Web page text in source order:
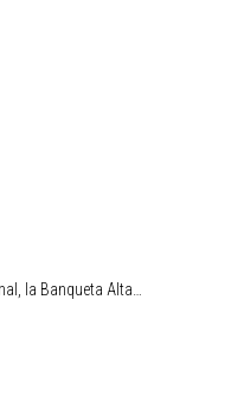
la Banqueta Alta…